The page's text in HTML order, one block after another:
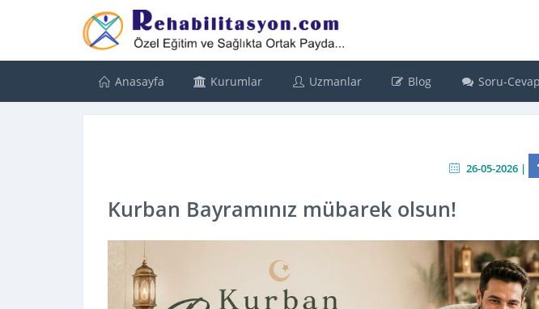
Anasayfa Kurumlar Uzmanlar Blog Soru-Cevap
26-05-2026 |
Kurban Bayramınız mübarek olsun!